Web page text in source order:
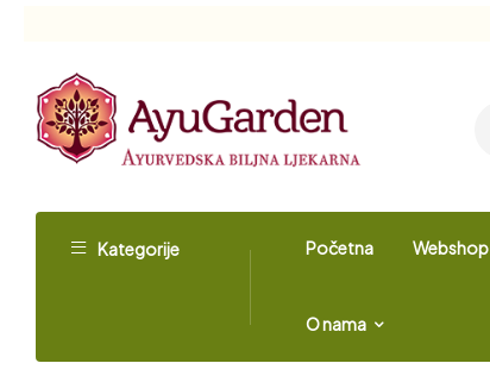
Kategorije Početna Webshop
O nama